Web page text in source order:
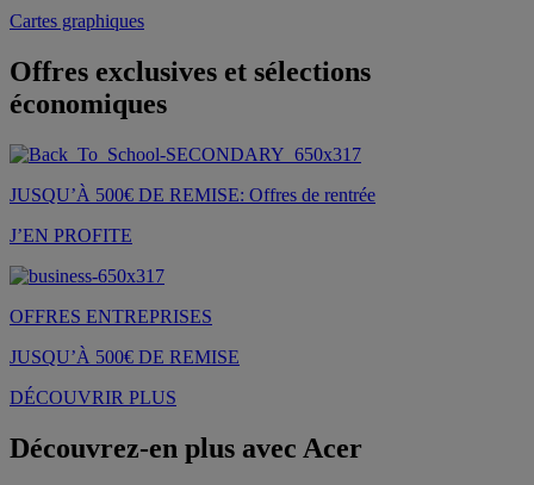
Cartes graphiques
Offres exclusives et sélections
économiques
JUSQU’À 500€ DE REMISE: Offres de rentrée
J’EN PROFITE
OFFRES ENTREPRISES
JUSQU’À 500€ DE REMISE
DÉCOUVRIR PLUS
Découvrez-en plus avec Acer